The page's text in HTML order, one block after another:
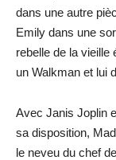
dans une autre
Emily dans une
rebelle de la vieille
un Walkman et lui
Avec Janis Joplin
sa disposition,
le neveu du chef